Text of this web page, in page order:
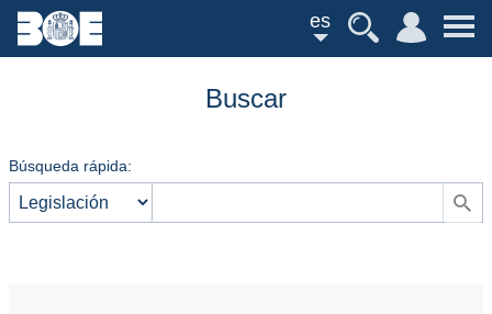
es
Buscar
Búsqueda rápida: